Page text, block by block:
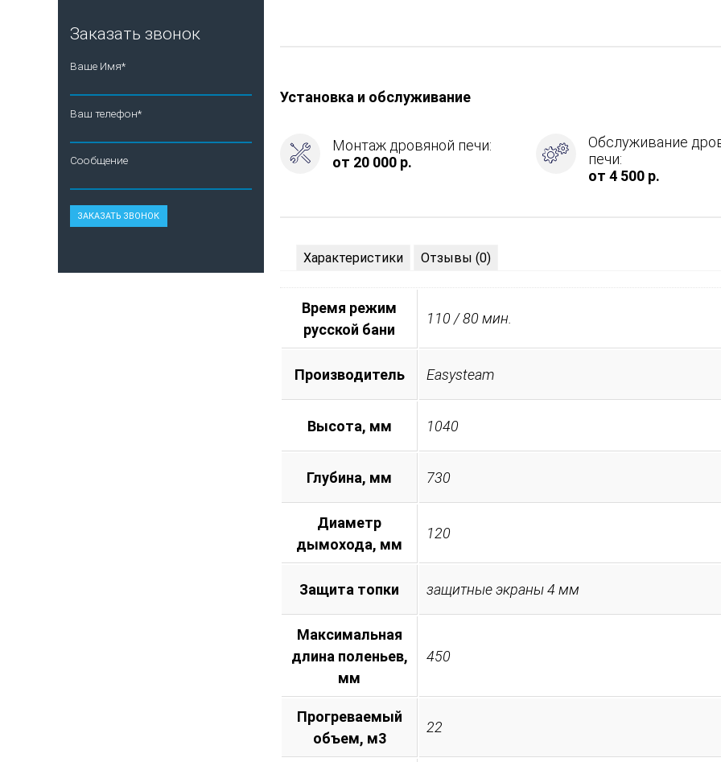
Установка и обслуживание
Монтаж дровяной печи:
от 20 000 р.
Обслуживание
печи:
от 4 500 р.
Характеристики Отзывы (0)
Время режим
русской бани
110 / 80 мин.
Производитель Easysteam
Высота, мм 1040
Глубина, мм 730
Диаметр
дымохода, мм
120
Защита топки защитные экраны 4 мм
Максимальная
длина поленьев,
мм
450
Прогреваемый
объем, м3
22
Заказать звонок
Ваше Имя*
Ваш телефон*
Сообщение